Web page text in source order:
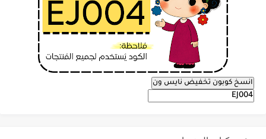
انسخ كوبون تخفيض نايس ون